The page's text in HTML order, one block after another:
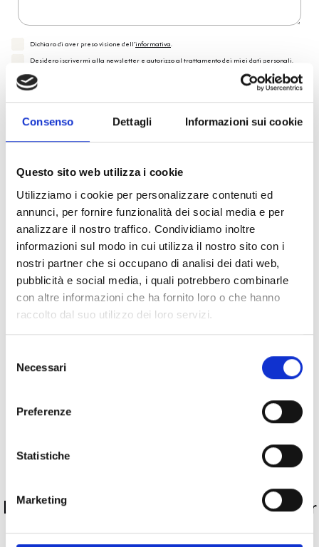
Consenso Dettagli Informazioni sui cookie
Questo sito web utilizza i cookie
Utilizziamo i cookie per personalizzare contenuti ed
annunci, per fornire funzionalità dei social media e per
analizzare il nostro traffico. Condividiamo inoltre
informazioni sul modo in cui utilizza il nostro sito con i
nostri partner che si occupano di analisi dei dati web,
pubblicità e social media, i quali potrebbero combinarle
con altre informazioni che ha fornito loro o che hanno
raccolto dal suo utilizzo dei loro servizi.
delNecessari
Preferenze
Statistiche
Marketing
Dichiaro di aver preso visione dell'informativa.
Desidero iscrivermi alla newsletter e autorizzo al trattamento dei miei dati personali.
* Campi obbligatori
Invia richiesta
Specifiche Tecniche
Marchio
Bulgari
Collezione
Serpenti
Codice
AN855117
Donna
Descrizione
Metalli
La nostra selezione di prodotti scelti per
te